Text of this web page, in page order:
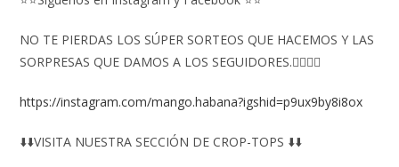
NO TE PIERDAS LOS SÚPER SORTEOS QUE HACEMOS Y LAS
SORPRESAS QUE DAMOS A LOS SEGUIDORES.👇🏻👇🏻
https://instagram.com/mango.habana?igshid=p9ux9by8i8ox
⬇️⬇️VISITA NUESTRA SECCIÓN DE CROP-TOPS ⬇️⬇️